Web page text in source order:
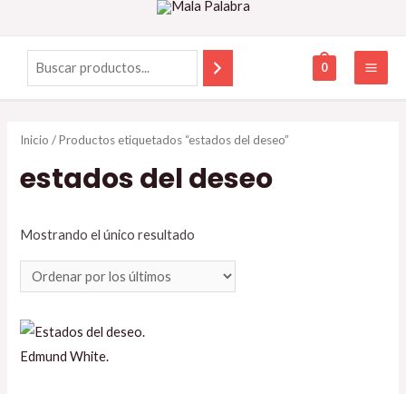
0
Inicio / Productos etiquetados “estados del deseo”
estados del deseo
Mostrando el único resultado